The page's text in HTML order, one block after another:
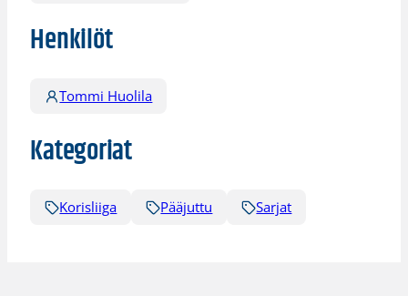
Henkilöt
Tommi Huolila
Kategoriat
Korisliiga Pääjuttu Sarjat